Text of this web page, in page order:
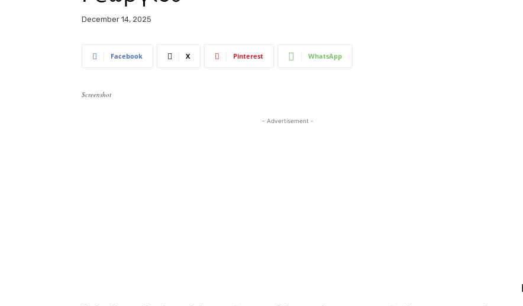
December 14, 2025
Facebook X Pinterest WhatsApp
Screenshot
- Advertisement -